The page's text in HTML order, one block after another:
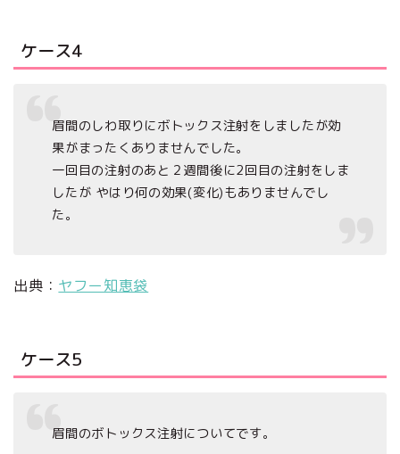
ケース4
眉間のしわ取りにボトックス注射をしましたが効
果がまったくありませんでした。
一回目の注射のあと２週間後に2回目の注射をしま
したが やはり何の効果(変化)もありませんでし
た。
出典： ヤフー知恵袋
ケース5
眉間のボトックス注射についてです。